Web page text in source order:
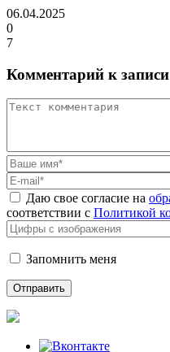
06.04.2025
0
7
Комментарий к записи
Даю свое согласие на
соответствии с Политикой
Запомнить меня